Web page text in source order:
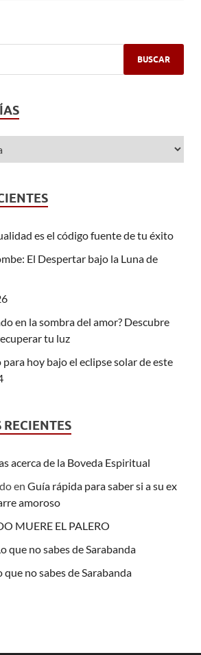
es el código fuente de tu éxito
El Despertar bajo la Luna de
en la sombra del amor? Descubre
tu luz
hoy bajo el eclipse solar de este
acerca de la Boveda Espiritual
en Guía rápida para saber si a su ex
amoroso
MUERE EL PALERO
que no sabes de Sarabanda
que no sabes de Sarabanda